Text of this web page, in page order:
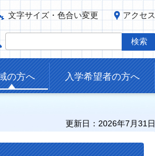
文字サイズ・色合い変更 アクセス
の方へ 入学希望者の方へ
更新日：2026年7月31日